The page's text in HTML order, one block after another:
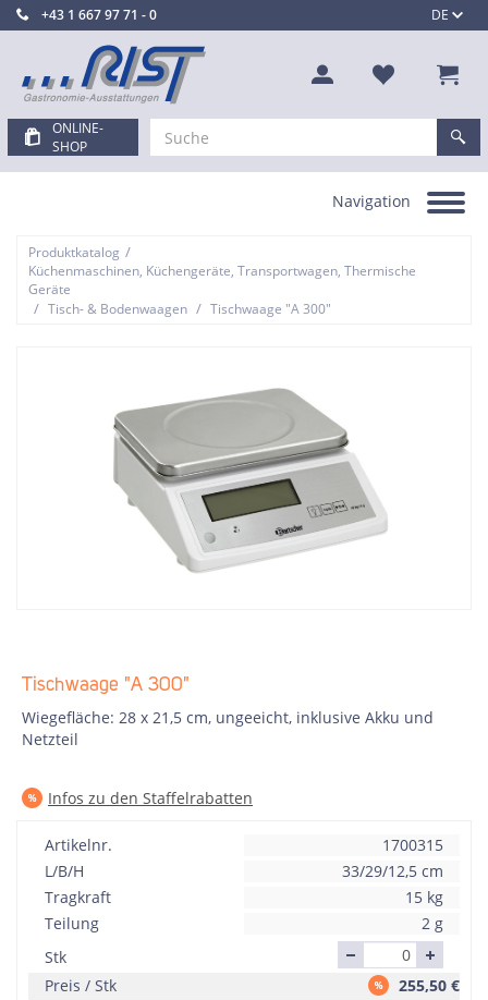
DE
+43 1 667 97 71 - 0
ONLINE-
SHOP
Toggle
Navigation
Produktkatalog /
Küchenmaschinen, Küchengeräte, Transportwagen, Thermische
Geräte
/ Tisch- & Bodenwaagen / Tischwaage "A 300"
Tischwaage "A 300"
Wiegefläche: 28 x 21,5 cm, ungeeicht, inklusive Akku und
Netzteil
Infos zu den Staffelrabatten
Artikelnr.
1700315
L/B/H
33/29/12,5 cm
Tragkraft
15 kg
Teilung
2 g
Stk
Preis / Stk
255,50 €